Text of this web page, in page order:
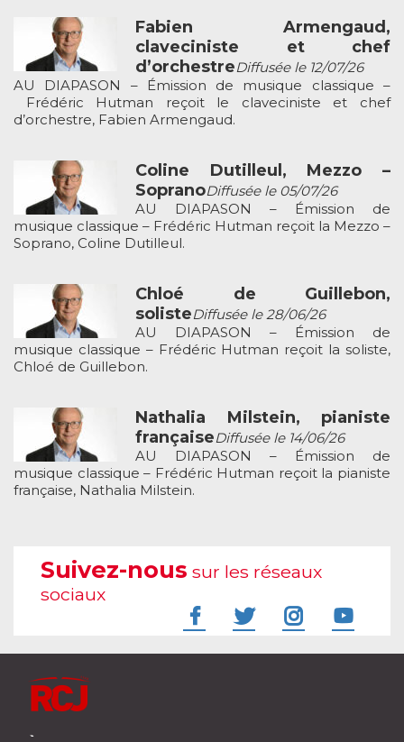
Fabien Armengaud,
claveciniste et chef
d’orchestreDiffusée le 12/07/26
AU DIAPASON – Émission de musique classique –
Frédéric Hutman reçoit le claveciniste et chef
d’orchestre, Fabien Armengaud.
Coline Dutilleul, Mezzo –
SopranoDiffusée le 05/07/26
AU DIAPASON – Émission de
musique classique – Frédéric Hutman reçoit la Mezzo –
Soprano, Coline Dutilleul.
Chloé de Guillebon,
solisteDiffusée le 28/06/26
AU DIAPASON – Émission de
musique classique – Frédéric Hutman reçoit la soliste,
Chloé de Guillebon.
Nathalia Milstein, pianiste
françaiseDiffusée le 14/06/26
AU DIAPASON – Émission de
musique classique – Frédéric Hutman reçoit la pianiste
française, Nathalia Milstein.
Suivez-nous sur les réseaux
sociaux